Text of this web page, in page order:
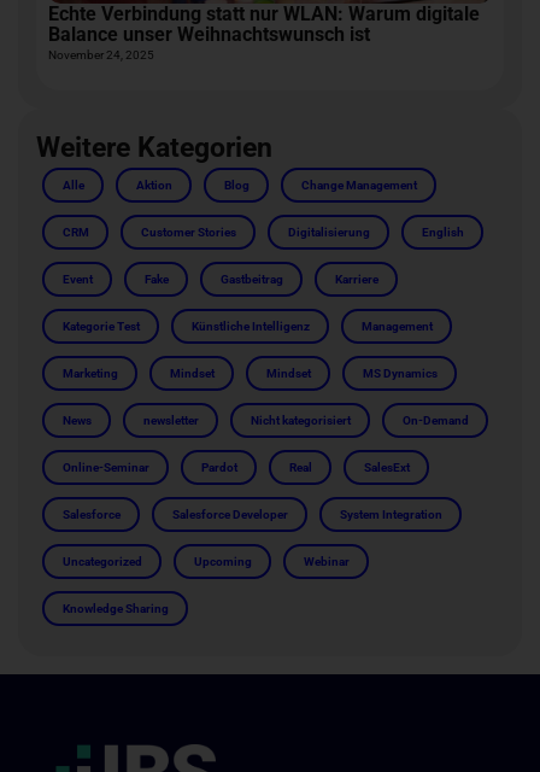
Echte Verbindung statt nur WLAN: Warum digitale
Balance unser Weihnachtswunsch ist
November 24, 2025
Weitere Kategorien
Alle Aktion Blog Change Management
CRM Customer Stories Digitalisierung English
Event Fake Gastbeitrag Karriere
Kategorie Test Künstliche Intelligenz Management
Marketing Mindset Mindset MS Dynamics
News newsletter Nicht kategorisiert On-Demand
Online-Seminar Pardot Real SalesExt
Salesforce Salesforce Developer System Integration
Uncategorized Upcoming Webinar
Knowledge Sharing